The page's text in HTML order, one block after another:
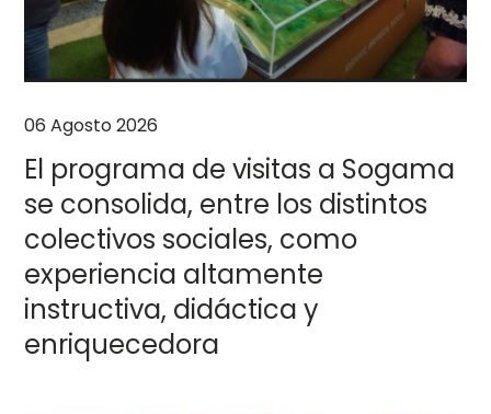
06 Agosto 2026
El programa de visitas a Sogama
se consolida, entre los distintos
colectivos sociales, como
experiencia altamente
instructiva, didáctica y
enriquecedora